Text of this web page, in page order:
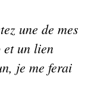
une de mes
et un lien
je me ferai